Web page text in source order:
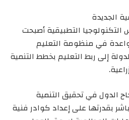
الجديدة
التكنولوجيا التطبيقية أصبحت
في منظومة التعليم
إلى ربط التعليم بخطط التنمية
الدول في تحقيق التنمية
بقدرتها على إعداد كوادر فنية